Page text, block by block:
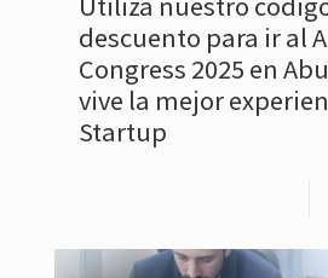
descuento para ir al
Congress 2025 en
vive la mejor
Startup